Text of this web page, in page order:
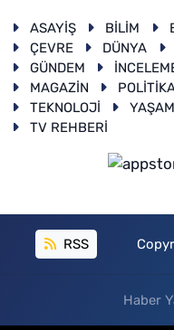
ASAYİŞ BİLİM
ÇEVRE
DÜNYA
GÜNDEM
MAGAZİN
TEKNOLOJİ
YAŞAM
TV REHBERİ
RSS
Haber